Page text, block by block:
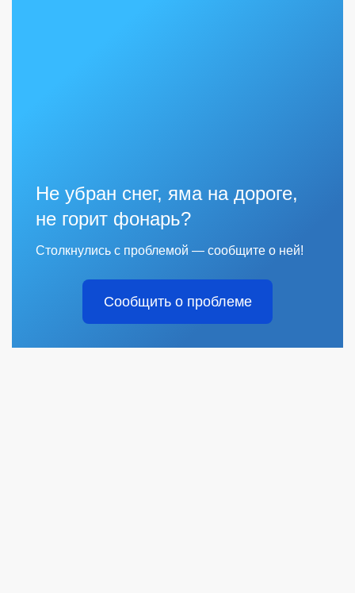
Не убран снег, яма на дороге,
не горит фонарь?
Столкнулись с проблемой — сообщите о ней!
Сообщить о проблеме